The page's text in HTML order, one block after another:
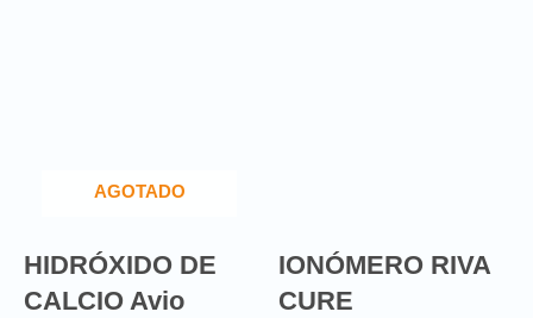
AGOTADO
HIDRÓXIDO DE
CALCIO Avio
IONÓMERO RIVA
CURE